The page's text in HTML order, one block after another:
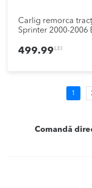
Carlig remorca
Sprinter 2000-2006
499.99 LEI
Navigare
produse
1
Comandă